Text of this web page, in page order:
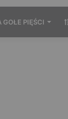
GOŁE PIĘŚCI